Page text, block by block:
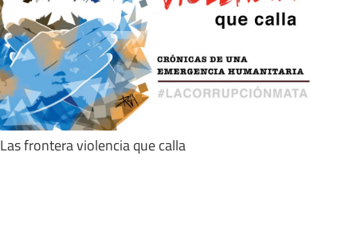
Las frontera violencia que calla